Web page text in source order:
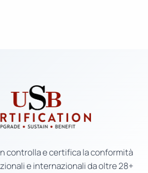
controlla e certifica la conformità
e internazionali da oltre 28+